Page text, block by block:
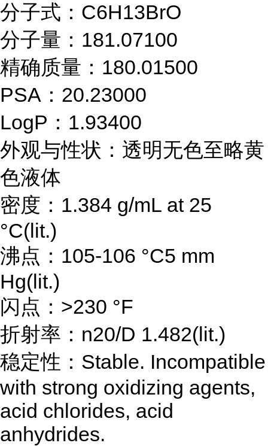
分子式：C6H13BrO
分子量：181.07100
精确质量：180.01500
PSA：20.23000
LogP：1.93400
外观与性状：透明无色至略黄
色液体
密度：1.384 g/mL at 25
°C(lit.)
沸点：105-106 °C5 mm
Hg(lit.)
闪点：>230 °F
折射率：n20/D 1.482(lit.)
稳定性：Stable. Incompatible
with strong oxidizing agents,
acid chlorides, acid
anhydrides.